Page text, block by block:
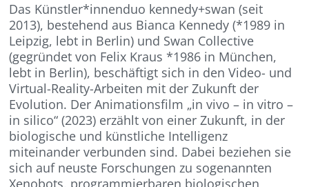
Das Künstler*innenduo kennedy+swan (seit
2013), bestehend aus Bianca Kennedy (*1989 in
Leipzig, lebt in Berlin) und Swan Collective
(gegründet von Felix Kraus *1986 in München,
lebt in Berlin), beschäftigt sich in den Video- und
Virtual-Reality-Arbeiten mit der Zukunft der
Evolution. Der Animationsfilm „in vivo – in vitro –
in silico“ (2023) erzählt von einer Zukunft, in der
biologische und künstliche Intelligenz
miteinander verbunden sind. Dabei beziehen sie
sich auf neuste Forschungen zu sogenannten